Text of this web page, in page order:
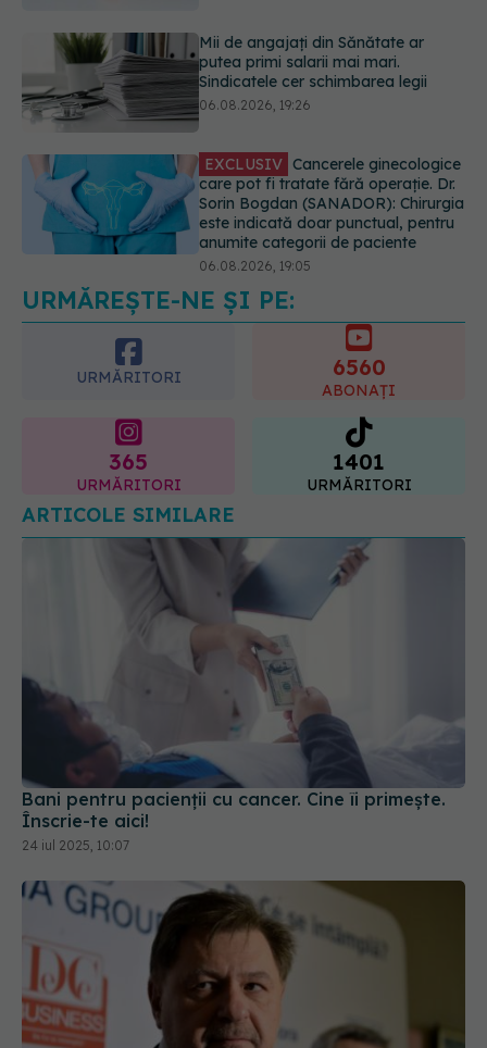
Mii de angajați din Sănătate ar
putea primi salarii mai mari.
Sindicatele cer schimbarea legii
06.08.2026, 19:26
EXCLUSIV Cancerele ginecologice
care pot fi tratate fără operație. Dr.
Sorin Bogdan (SANADOR): Chirurgia
este indicată doar punctual, pentru
anumite categorii de paciente
06.08.2026, 19:05
EXCLUSIV Brahiterapie vs
radioterapie externă în cancerul
ginecologic. Dr. Sorin Bogdan
(SANADOR) explică diferența și
cum acționează tratamentul
URMĂREȘTE-NE ȘI PE:
URMĂRITORI 6560
ABONAȚI
365
URMĂRITORI
1401
URMĂRITORI
ARTICOLE SIMILARE
Bani pentru pacienții cu cancer. Cine îi primește.
Înscrie-te aici!
24 iul 2025, 10:07